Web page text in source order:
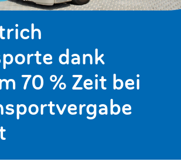
dank
70 % Zeit bei